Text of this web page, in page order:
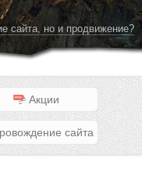
сайта, но и продвижение?
Акции
сайта